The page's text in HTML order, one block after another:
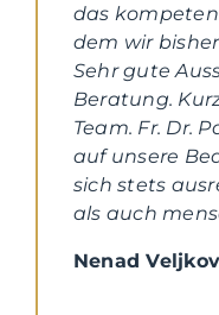
das
dem wir
Sehr gute
Beratung.
Team. Fr. Dr.
auf unsere
sich stets
als auch
Nenad